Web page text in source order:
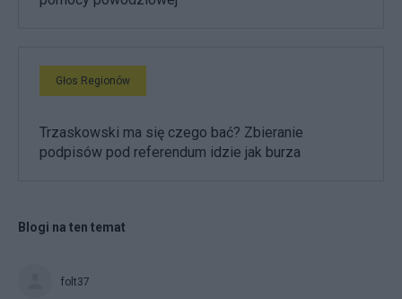
Głos Regionów
Trzaskowski ma się czego bać? Zbieranie
podpisów pod referendum idzie jak burza
Blogi na ten temat
folt37